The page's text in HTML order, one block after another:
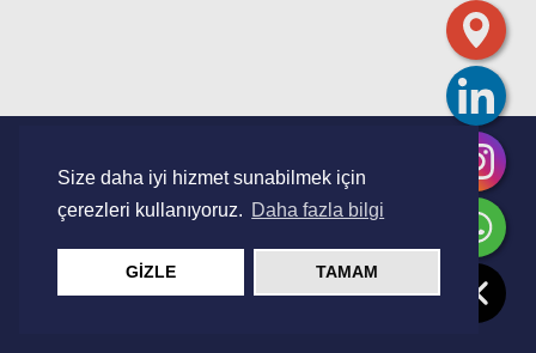
Size daha iyi hizmet sunabilmek için
çerezleri kullanıyoruz. Daha fazla bilgi
GİZLE TAMAM
Design byJovia Ajans